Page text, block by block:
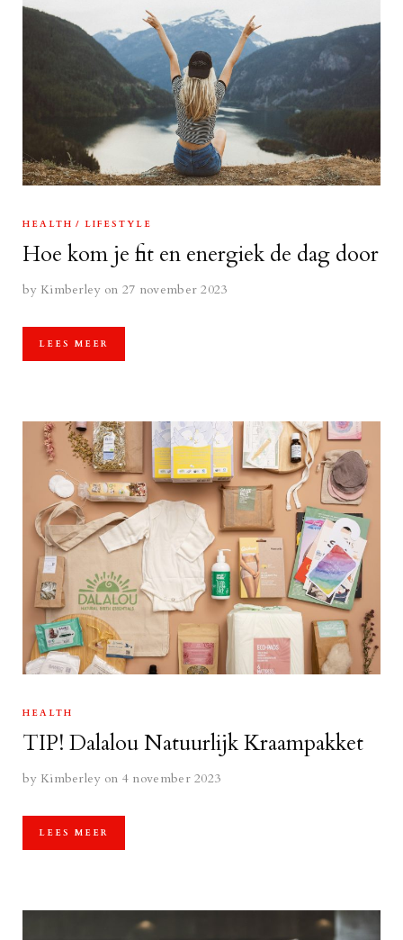
HEALTH LIFESTYLE
Hoe kom je fit en energiek de dag door
by Kimberley on 27 november 2023
LEES MEER
HEALTH
TIP! Dalalou Natuurlijk Kraampakket
by Kimberley on 4 november 2023
LEES MEER